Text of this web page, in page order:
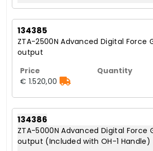
134385
ZTA-2500N Advanced Digital Force
output
€ 1.520,00
134386
ZTA-5000N Advanced Digital Force
output (Included with OH-1 Handle)